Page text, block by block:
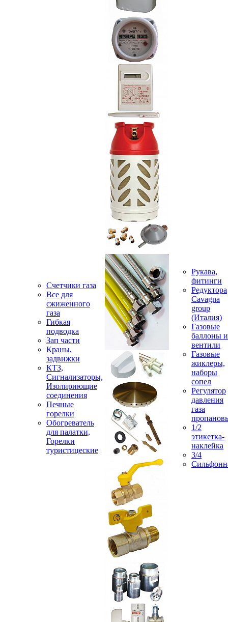
Счетчики газа
Все для
сжиженного
газа
Гибкая
подводка
Зап части
Краны,
задвижки
КТЗ,
Сигнализаторы,
Изолириющие
соединения
Печные
горелки
Обогреватель
для палатки,
Горелки
туристицеские
Рукава,
фитинги
Редуктора
Cavagna
group
(Италия)
Газовые
баллоны и
вентили
Газовые
жиклеры,
наборы
сопел
Регулятор
давления
газа
1/2
этикетка-
наклейка
3/4